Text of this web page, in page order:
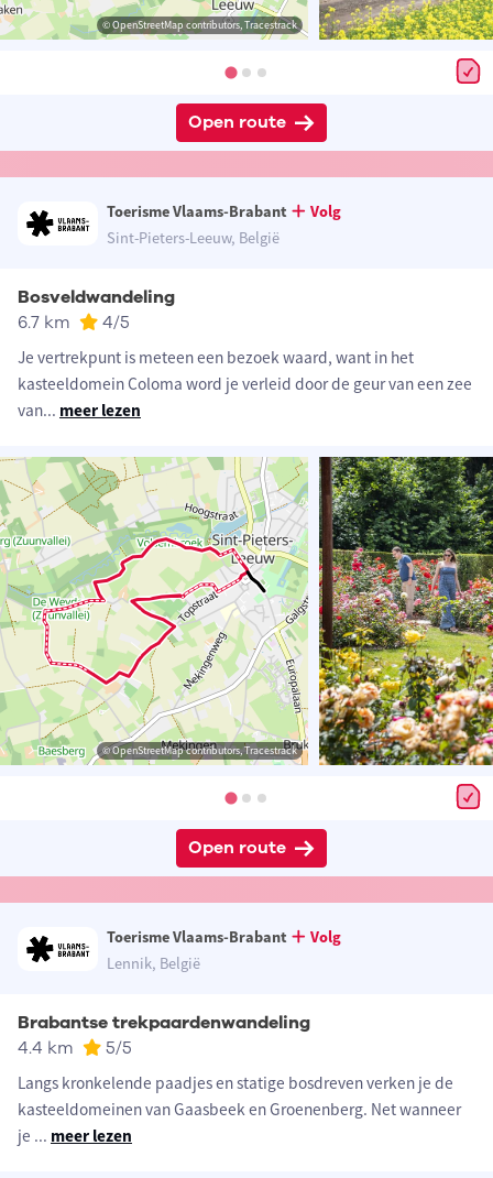
© OpenStreetMap contributors, Tracestrack
Open route
Toerisme Vlaams-Brabant
Volg
Sint-Pieters-Leeuw, België
Bosveldwandeling
6.7 km 4/5
Je vertrekpunt is meteen een bezoek waard, want in het
kasteeldomein Coloma word je verleid door de geur van een zee
van... meer lezen
© OpenStreetMap contributors, Tracestrack
Open route
Toerisme Vlaams-Brabant
Volg
Lennik, België
Brabantse trekpaardenwandeling
4.4 km 5/5
Langs kronkelende paadjes en statige bosdreven verken je de
kasteeldomeinen van Gaasbeek en Groenenberg. Net wanneer
je ... meer lezen